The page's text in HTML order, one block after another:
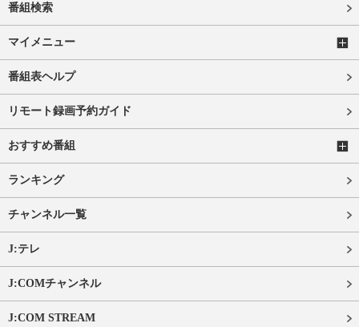
番組検索
マイメニュー
番組表ヘルプ
リモート録画予約ガイド
おすすめ番組
ランキング
チャンネル一覧
J:テレ
J:COMチャンネル
J:COM STREAM